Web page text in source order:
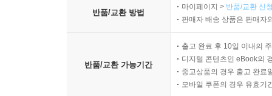
반품/교환 방법
마이페이지 > 반품/교환 신
판매자 배송 상품은 판매자
반품/교환 가능기간
출고 완료 후 10일 이내의
디지털 콘텐츠인 eBook의
중고상품의 경우 출고 완료
모바일 쿠폰의 경우 유효기